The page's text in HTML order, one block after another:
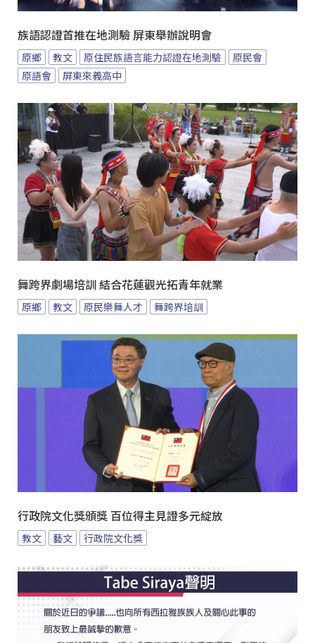
族語認證首推在地測驗 屏東舉辦說明會
原鄉 教文 原住民族語言能力認證在地測驗
原民會
原語會
屏東來義高中
舞跨界劇場培訓 結合花蓮觀光拓青年就業
原鄉 教文 原民樂舞人才 舞跨界培訓
行政院文化獎頒獎 百位得主見證多元綻放
教文 藝文 行政院文化獎